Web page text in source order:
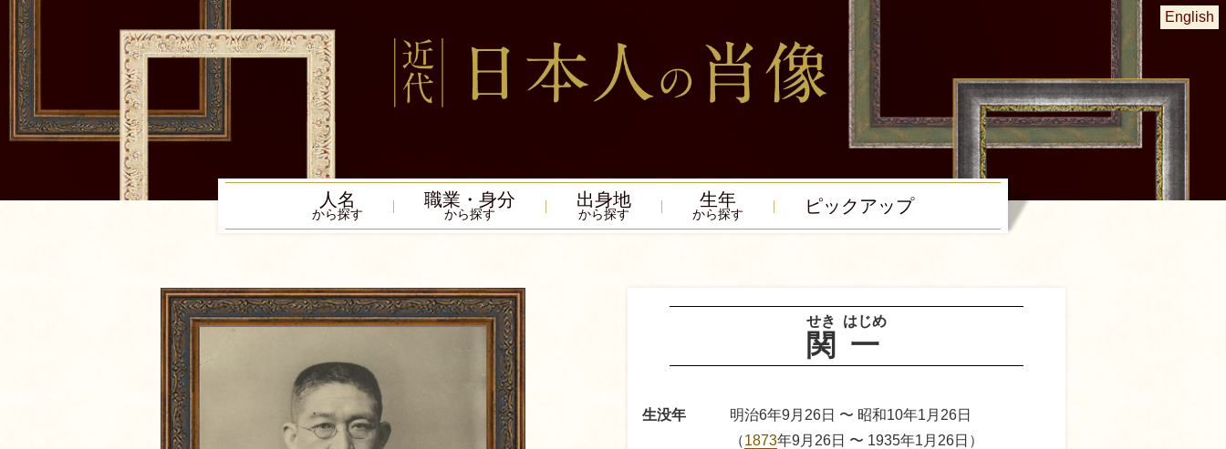
English
人名
から探す
職業・身分
から探す
出身地
から探す
生年
から探す ピック アップ
関
せき
一
はじめ
生没年
明治6年9月26日 〜 昭和10年1月26日
（1873年9月26日 〜 1935年1月26日）